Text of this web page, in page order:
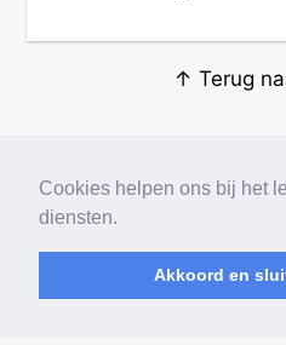
Cookies helpen ons bij het
diensten.
Akkoord en
↑ Terug
© 2026